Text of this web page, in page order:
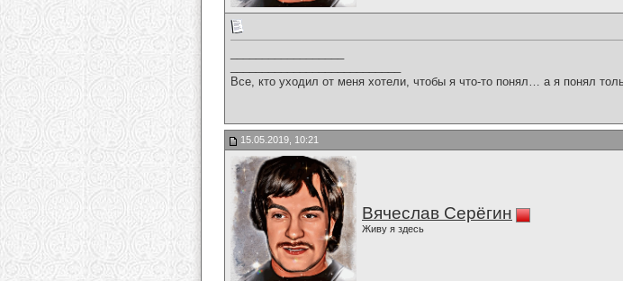
Все, кто уходил от меня хотели, чтобы я что-то понял… а я понял
15.05.2019, 10:21
Вячеслав Серёгин
Живу я здесь